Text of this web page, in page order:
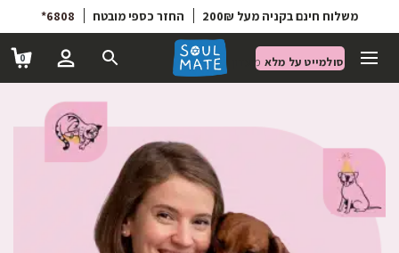
משלוח חינם בקניה מעל 200₪ החזר כספי מובטח 6808*
סולמייט על מלא מועדון הטבות 0